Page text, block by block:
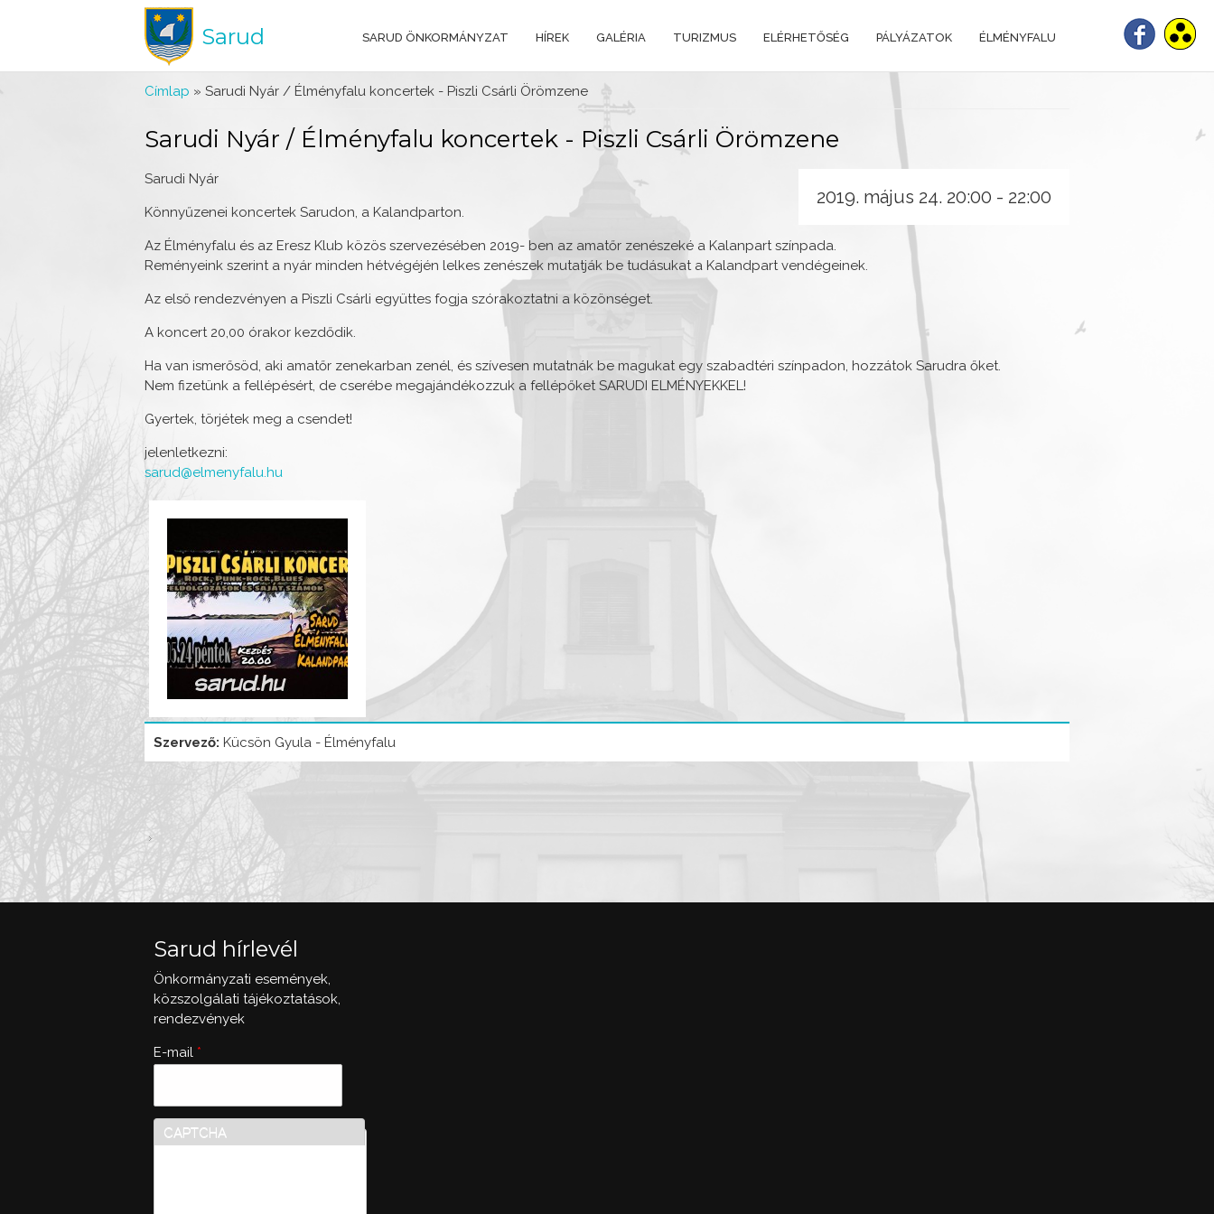
Sarud SARUD ÖNKORMÁNYZAT HÍREK GALÉRIA TURIZMUS ELÉRHETŐSÉG PÁLYÁZATOK ÉLMÉNYFALU
Jelenlegi hely
Címlap » Sarudi Nyár / Élményfalu koncertek - Piszli Csárli Örömzene
Sarudi Nyár / Élményfalu koncertek - Piszli Csárli Örömzene
2019. május 24. 20:00 - 22:00
Sarudi Nyár
Könnyűzenei koncertek Sarudon, a Kalandparton.
Az Élményfalu és az Eresz Klub közös szervezésében 2019- ben az amatőr zenészeké a Kalanpart színpada.
Reményeink szerint a nyár minden hétvégéjén lelkes zenészek mutatják be tudásukat a Kalandpart vendégeinek.
Az első rendezvényen a Piszli Csárli együttes fogja szórakoztatni a közönséget.
A koncert 20,00 órakor kezdődik.
Ha van ismerősöd, aki amatőr zenekarban zenél, és szívesen mutatnák be magukat egy szabadtéri színpadon, hozzátok Sarudra őket.
Nem fizetünk a fellépésért, de cserébe megajándékozzuk a fellépőket SARUDI ELMÉNYEKKEL!
Gyertek, törjétek meg a csendet!
jelenletkezni:
sarud@elmenyfalu.hu
Szervező: Kücsön Gyula - Élményfalu
Sarud hírlevél
Önkormányzati események,
közszolgálati tájékoztatások,
rendezvények
E-mail *
CAPTCHA